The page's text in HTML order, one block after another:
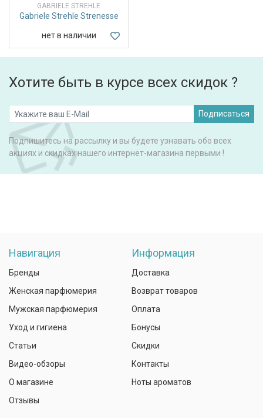
GABRIELE STREHLE
Gabriele Strehle Strenesse
нет в наличии
Хотите быть в курсе всех скидок ?
Подписаться
Подпишитесь на рассылку и вы будете узнавать обо всех
акциях и скидках нашего интернет-магазина первыми !
Навигация
Бренды
Женская парфюмерия
Мужская парфюмерия
Уход и гигиена
Статьи
Видео-обзоры
О магазине
Отзывы
Информация
Доставка
Возврат товаров
Оплата
Бонусы
Скидки
Контакты
Ноты ароматов